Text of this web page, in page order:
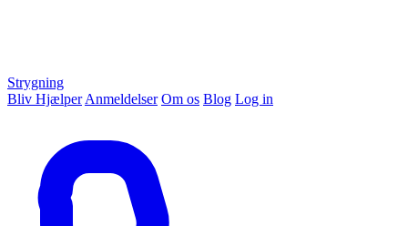
Strygning
Bliv Hjælper Anmeldelser Om os Blog Log in